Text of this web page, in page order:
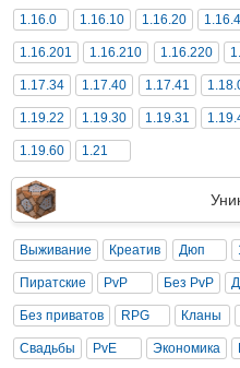
1.16.0 1.16.10 1.16.20
1.16.201 1.16.210 1.16.220
1.17.34 1.17.40 1.17.41
1.19.22 1.19.30 1.19.31
1.19.60 1.21
Выживание Креатив Дюп
Пиратские PvP Без PvP
Без приватов RPG Кланы
Свадьбы PvE Экономика